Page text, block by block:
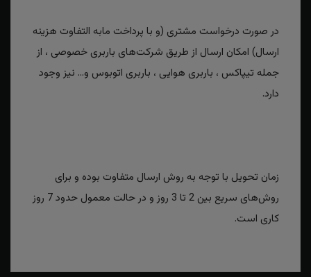
در صورت درخواست مشتری (و با پرداخت مابه التفاوت هزینه
ارسال) امکان ارسال از طریق شرکت‌های باربری خصوصی ، از
جمله تیپاکس ، باربری هوایی ، باربری اتوبوس و... نیز وجود
دارد.
زمان تحویل با توجه به روش ارسال متفاوت بوده و برای
روش‌های سریع بین 2 تا 3 روز و در حالت معمول حدود 7 روز
کاری است.